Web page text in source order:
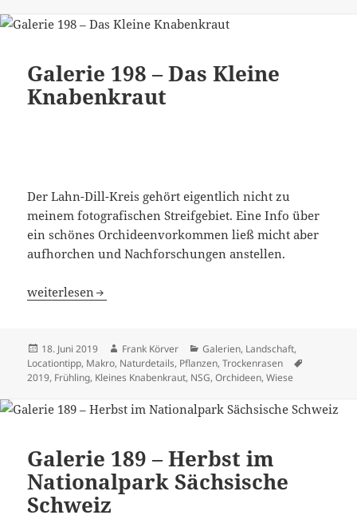
Galerie 198 – Das Kleine
Knabenkraut
Der Lahn-Dill-Kreis gehört eigentlich nicht zu
meinem fotografischen Streifgebiet. Eine Info über
ein schönes Orchideenvorkommen ließ micht aber
aufhorchen und Nachforschungen anstellen.
Galerie 198 – Das Kleine Knabenkraut
weiterlesen
Veröffentlicht
am
18. Juni 2019 Autor
Frank Körver Kategorien
Galerien, Landschaft,
Locationtipp, Makro, Naturdetails, Pflanzen,Trockenrasen
2019, Frühling, Kleines Knabenkraut, NSG,Orchideen,Wiese
Galerie 189 – Herbst im
Nationalpark Sächsische
Schweiz